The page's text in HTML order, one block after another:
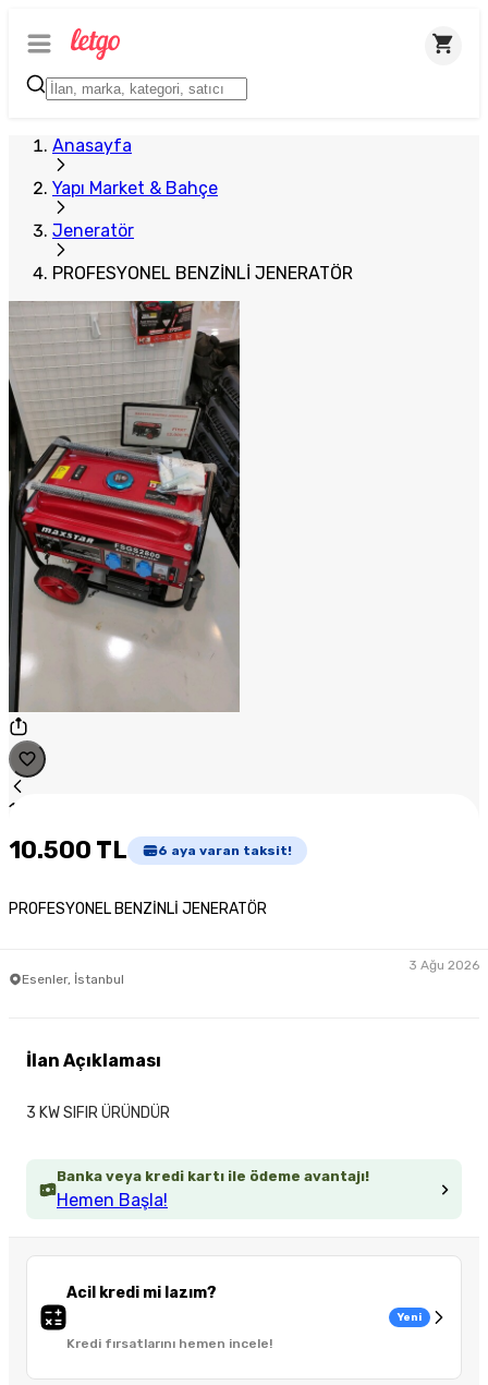
Anasayfa
Yapı Market & Bahçe
Jeneratör
PROFESYONEL BENZİNLİ JENERATÖR
1
Plus Satıcı
10.500 TL 6 aya varan taksit!
PROFESYONEL BENZİNLİ JENERATÖR
Esenler, İstanbul
3 Ağu 2026
Banka veya kredi kartı ile ödeme avantajı!
Hemen Başla!
Acil kredi mi lazım?
Kredi fırsatlarını hemen incele!
Yeni
İlan Açıklaması
3 KW SIFIR ÜRÜNDÜR